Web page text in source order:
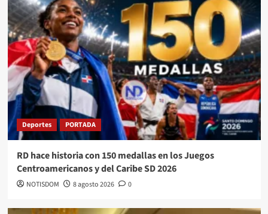
Deportes PORTADA
RD hace historia con 150 medallas en los Juegos
Centroamericanos y del Caribe SD 2026
NOTISDOM 8 agosto 2026 0